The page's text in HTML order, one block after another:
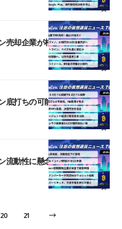
売却企業が相次ぐ──長期指標
底打ちの可能性──6万9,000ド
流動性に懸念｜ワールドコイ
20 21